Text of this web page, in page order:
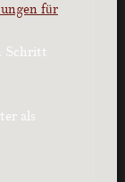
für
Schritt
als